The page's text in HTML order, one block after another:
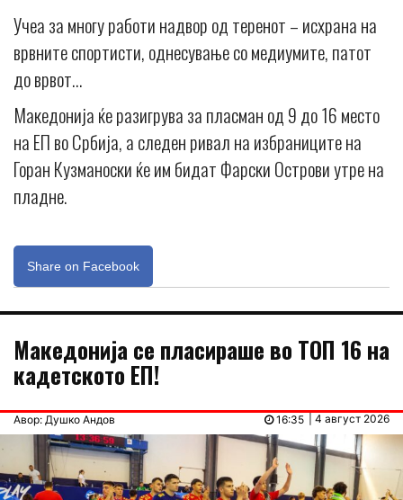
Учеа за многу работи надвор од теренот – исхрана на
врвните спортисти, однесување со медиумите, патот
до врвот…
Македонија ќе разигрува за пласман од 9 до 16 место
на ЕП во Србија, а следен ривал на избраниците на
Горан Кузманоски ќе им бидат Фарски Острови утре на
пладне.
Share on Facebook
Македонија се пласираше во ТОП 16 на
кадетското ЕП!
Авор: Душко Андов | 4 август 2026
16:35